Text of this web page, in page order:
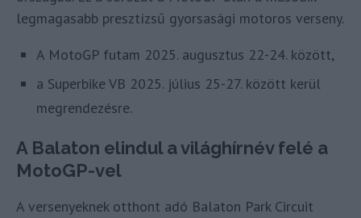
legmagasabb presztízsű gyorsasági motoros verseny.
A MotoGP futam 2025. augusztus 22-24. között,
a Superbike VB 2025. július 25-27. között kerül
megrendezésre.
A Balaton elindul a világhírnév felé a
MotoGP-vel
A versenyeknek otthont adó Balaton Park Circuit